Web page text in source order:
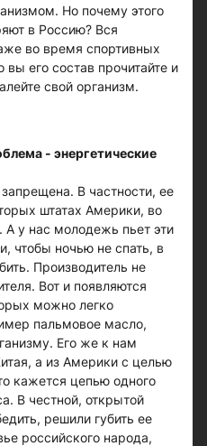
Но почему этого
в Россию? Вся
во время спортивных
его состав прочитайте и
свой организм.
- энергетические
В частности, ее
штатах Америки, во
у нас молодежь пьет эти
чтобы ночью не спать, в
Производитель не
Вот и появляются
можно легко
пальмовое масло,
Его же к нам
а из Америки с целью
кажется цепью одного
В честной, открытой
решили губить ее
российского народа,